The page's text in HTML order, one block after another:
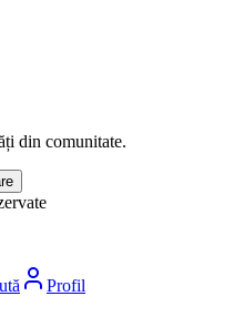
din comunitate.
Profil